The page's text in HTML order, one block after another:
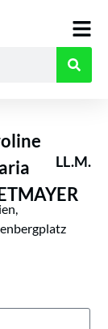
LL.M.